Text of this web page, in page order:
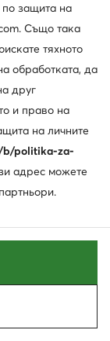
SUMMER
защита на
Също така
тяхното
обработката, да
друг
и право на
на личните
b/politika-za-
адрес можете